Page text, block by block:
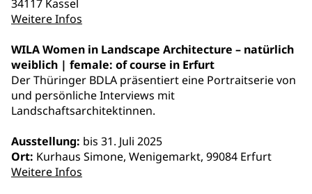
34117 Kassel
Weitere Infos
WILA Women in Landscape Architecture – natürlich
weiblich | female: of course in Erfurt
Der Thüringer BDLA präsentiert eine Portraitserie von
und persönliche Interviews mit
Landschaftsarchitektinnen.
Ausstellung: bis 31. Juli 2025
Ort: Kurhaus Simone, Wenigemarkt, 99084 Erfurt
Weitere Infos